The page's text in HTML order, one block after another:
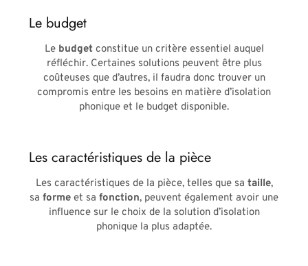
Le budget
Le budgetconstitue un critère essentiel auquel
réfléchir. Certaines solutions peuvent être plus
coûteuses que d’autres, il faudra donc trouver un
compromis entre les besoins en matière d’isolation
phonique et le budget disponible.
Les caractéristiques de la pièce
Les caractéristiques de la pièce, telles que sa taille,
sa forme et sa fonction, peuvent également avoir une
influence sur le choix de la solution d’isolation
phonique la plus adaptée.